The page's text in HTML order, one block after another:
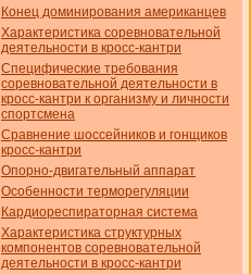
Конец доминирования американцев
Характеристика соревновательной
деятельности в кросс-кантри
Специфические требования
соревновательной деятельности в
кросс-кантри к организму и личности
спортсмена
Сравнение шоссейников и гонщиков
кросс-кантри
Опорно-двигательный аппарат
Особенности терморегуляции
Кардиореспираторная система
Характеристика структурных
компонентов соревновательной
деятельности в кросс-кантри